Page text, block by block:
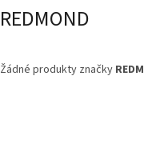
REDMOND
Žádné produkty značky